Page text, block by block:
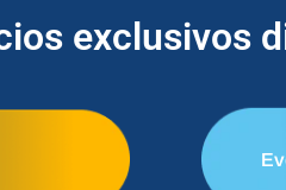
exclusivos